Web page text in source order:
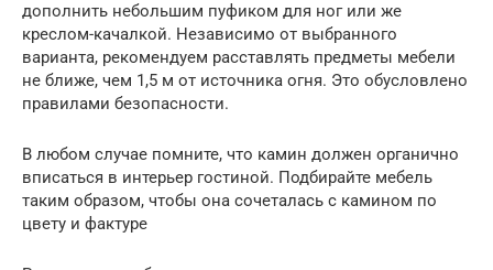
дополнить небольшим пуфиком для ног или же
креслом-качалкой. Независимо от выбранного
варианта, рекомендуем расставлять предметы мебели
не ближе, чем 1,5 м от источника огня. Это обусловлено
правилами безопасности.
В любом случае помните, что камин должен органично
вписаться в интерьер гостиной. Подбирайте мебель
таким образом, чтобы она сочеталась с камином по
цвету и фактуре